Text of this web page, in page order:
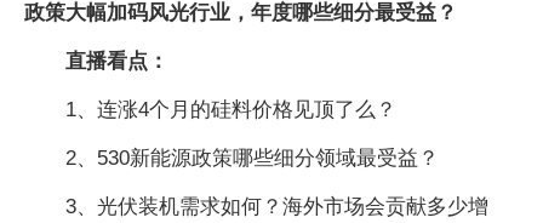
政策大幅加码风光行业，年度哪些细分最受益？
直播看点：
1、连涨4个月的硅料价格见顶了么？
2、530新能源政策哪些细分领域最受益？
3、光伏装机需求如何？海外市场会贡献多少增